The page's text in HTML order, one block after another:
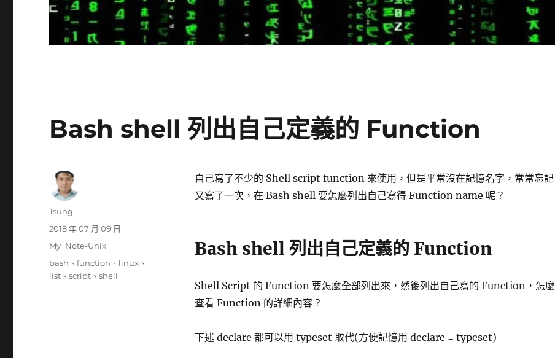
Bash shell 列出自己定義的 Function
自己寫了不少的 Shell script function 來使用，但是平常沒在記憶名字，常常忘記
又寫了一次，在 Bash shell 要怎麼列出自己寫得 Function name 呢？
Bash shell 列出自己定義的 Function
Shell Script 的 Function 要怎麼全部列出來，然後列出自己寫的 Function，怎麼
查看 Function 的詳細內容？
下述 declare 都可以用 typeset 取代(方便記憶用 declare = typeset)
作
Tsung
發
日
期:
2018 年 07 月 09 日
分
類
My_Note-Unix
標
籤
bash 、function 、 linux 、
list 、script 、shell